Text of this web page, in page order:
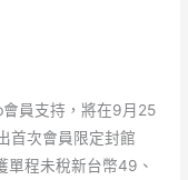
員支持，將在9月25
首次會員限定封館
單程未稅新台幣49、